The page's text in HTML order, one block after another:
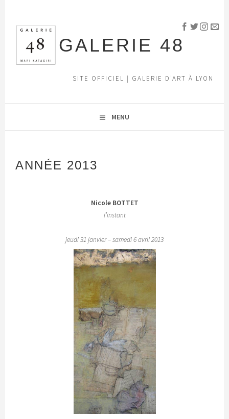
contenu
principal
GALERIE 48
SITE OFFICIEL | GALERIE D'ART À LYON
MENU
ANNÉE 2013
Nicole BOTTET
l’instant
jeudi 31 janvier – samedi 6 avril 2013